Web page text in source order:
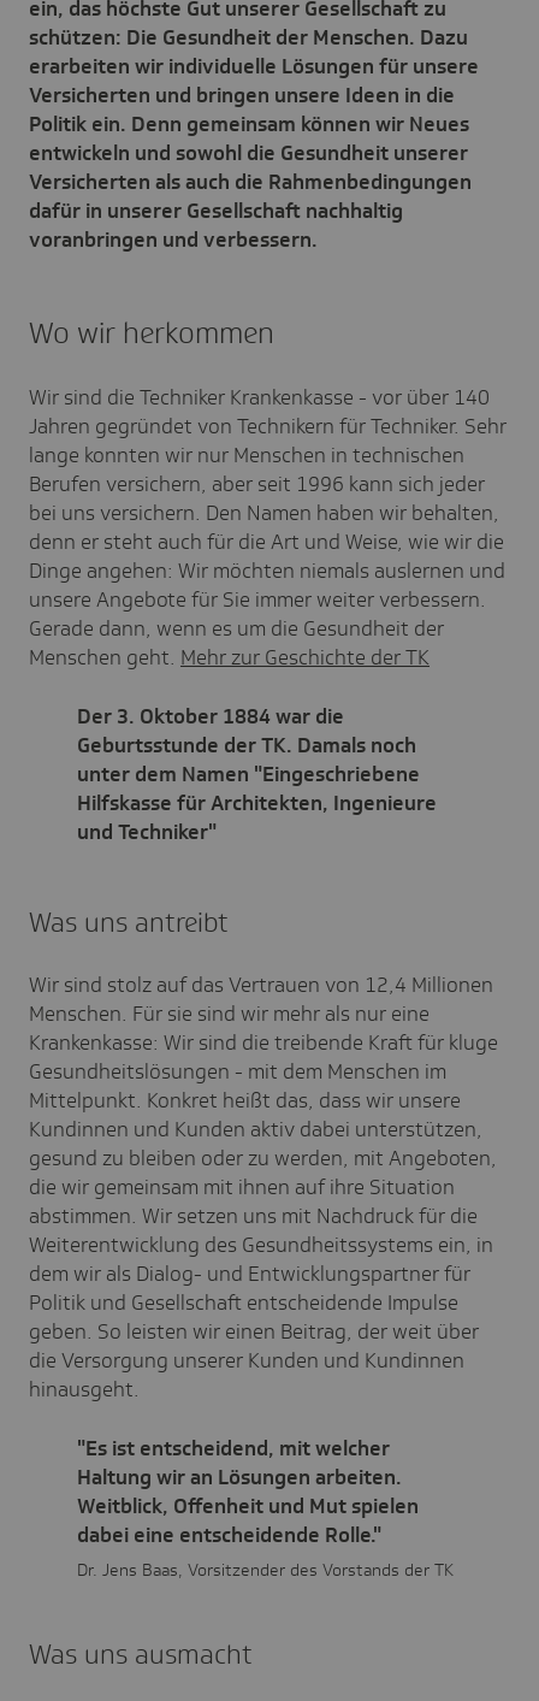
ein, das höchste Gut unserer Gesellschaft zu
schützen: Die Gesundheit der Menschen. Dazu
erarbeiten wir individuelle Lösungen für unsere
Versicherten und bringen unsere Ideen in die
Politik ein. Denn gemeinsam können wir Neues
entwickeln und sowohl die Gesundheit unserer
Versicherten als auch die Rahmenbedingungen
dafür in unserer Gesellschaft nachhaltig
voranbringen und verbessern.
Wo wir herkommen
Wir sind die Techniker Krankenkasse - vor über 140
Jahren gegründet von Technikern für Techniker. Sehr
lange konnten wir nur Menschen in technischen
Berufen versichern, aber seit 1996 kann sich jeder
bei uns versichern. Den Namen haben wir behalten,
denn er steht auch für die Art und Weise, wie wir die
Dinge angehen: Wir möchten niemals auslernen und
unsere Angebote für Sie immer weiter verbessern.
Gerade dann, wenn es um die Gesundheit der
Menschen geht. Mehr zur Geschichte der TK
Der 3. Oktober 1884 war die
Geburtsstunde der TK. Damals noch
unter dem Namen "Eingeschriebene
Hilfskasse für Architekten, Ingenieure
und Techniker"
Was uns antreibt
Wir sind stolz auf das Vertrauen von 12,4 Millionen
Menschen. Für sie sind wir mehr als nur eine
Krankenkasse: Wir sind die treibende Kraft für kluge
Gesundheitslösungen - mit dem Menschen im
Mittelpunkt. Konkret heißt das, dass wir unsere
Kundinnen und Kunden aktiv dabei unterstützen,
gesund zu bleiben oder zu werden, mit Angeboten,
die wir gemeinsam mit ihnen auf ihre Situation
abstimmen. Wir setzen uns mit Nachdruck für die
Weiterentwicklung des Gesundheitssystems ein, in
dem wir als Dialog- und Entwicklungspartner für
Politik und Gesellschaft entscheidende Impulse
geben. So leisten wir einen Beitrag, der weit über
die Versorgung unserer Kunden und Kundinnen
hinausgeht.
"Es ist entscheidend, mit welcher
Haltung wir an Lösungen arbeiten.
Weitblick, Offenheit und Mut spielen
dabei eine entscheidende Rolle."
Dr. Jens Baas, Vorsitzender des Vorstands der TK
Was uns ausmacht